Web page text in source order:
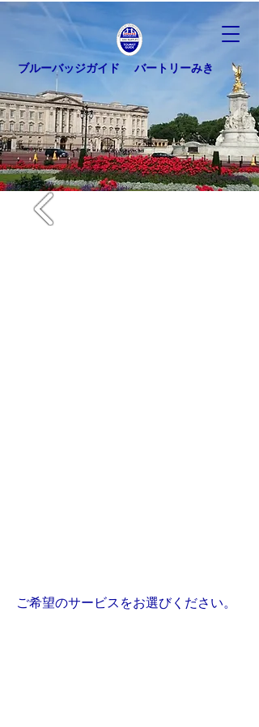
ブルーバッジガイド バートリーみき
ご希望のサービスをお選びください。